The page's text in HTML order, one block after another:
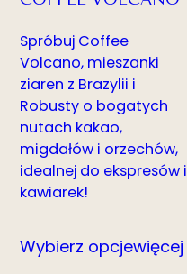
Spróbuj Coffee
Volcano, mieszanki
ziaren z Brazylii i
Robusty o bogatych
nutach kakao,
migdałów i orzechów,
idealnej do ekspresów i
kawiarek!
Wybierz opcjewięcej